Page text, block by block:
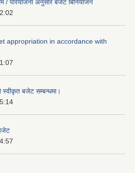
परियोजना अनुसार बजेट बिनियोजन
appropriation in accordance with
स्वीकृत बजेट सम्बन्धमा।